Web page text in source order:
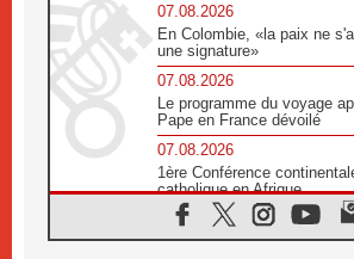
07.08.2026
En Colombie, «la paix ne
une signature»
07.08.2026
Le programme du voyage
Pape en France dévoilé
07.08.2026
1ère Conférence
catholique en Afrique
07.08.2026
Un logo symbolique pour la